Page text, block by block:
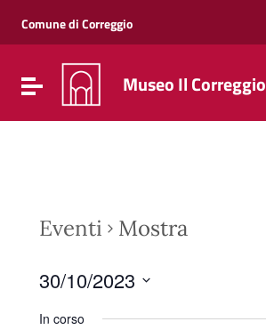
Vai al menu di navigazione
Vai al footer
Comune di Correggio
Attiva / disattiva la navigazione
Museo Il Correggio
Eventi
Mostra
30/10/2023
la
In corso